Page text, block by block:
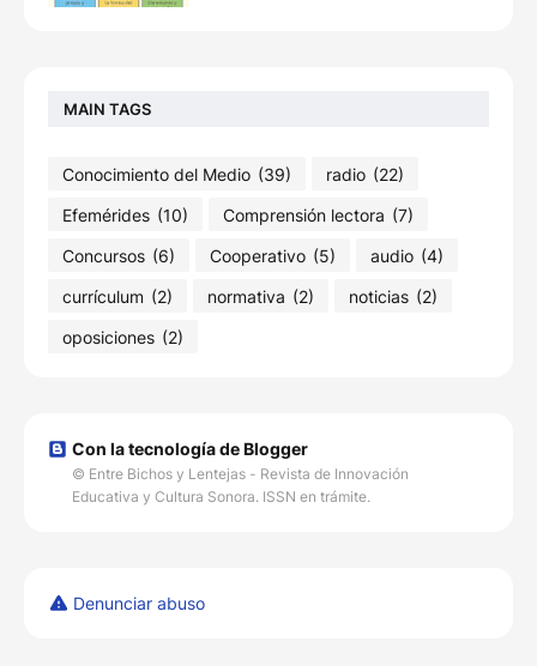
MAIN TAGS
Conocimiento del Medio (39) radio (22)
Efemérides (10) Comprensión lectora (7)
Concursos (6) Cooperativo (5) audio (4)
currículum (2) normativa (2) noticias (2)
oposiciones (2)
Con la tecnología de Blogger
© Entre Bichos y Lentejas - Revista de Innovación
Educativa y Cultura Sonora. ISSN en trámite.
Denunciar abuso